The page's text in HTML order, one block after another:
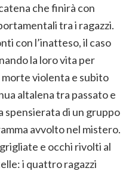
che finirà con
tra i ragazzi.
con l’inatteso, il caso
la loro vita per
morte violenta e subito
altalena tra passato e
spensierata di un gruppo
avvolto nel mistero.
e occhi rivolti al
i quattro ragazzi